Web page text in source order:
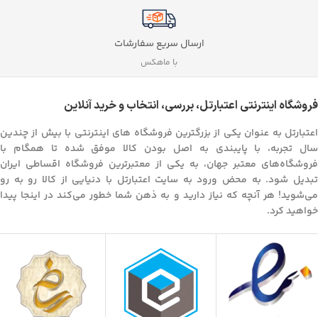
ارسال سریع سفارشات
با ماهکس
فروشگاه اینترنتی اعتبارتل، بررسی، انتخاب و خرید آنلاین
اعتبارتل به عنوان یکی از بزرگترین فروشگاه های اینترنتی با بیش از چندین
سال تجربه، با پایبندی به اصل بودن کالا موفق شده تا همگام با
فروشگاه‌های معتبر جهان، به یکی از معتبرترین فروشگاه اقساطی ایران
تبدیل شود. به محض ورود به سایت اعتبارتل با دنیایی از کالا رو به رو
می‌شوید! هر آنچه که نیاز دارید و به ذهن شما خطور می‌کند در اینجا پیدا
خواهید کرد.